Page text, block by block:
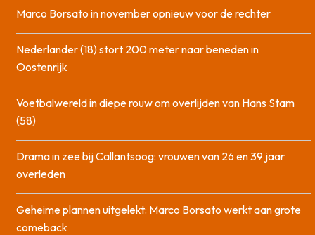
Marco Borsato in november opnieuw voor de rechter
Nederlander (18) stort 200 meter naar beneden in
Oostenrijk
Voetbalwereld in diepe rouw om overlijden van Hans Stam
(58)
Drama in zee bij Callantsoog: vrouwen van 26 en 39 jaar
overleden
Geheime plannen uitgelekt: Marco Borsato werkt aan grote
comeback